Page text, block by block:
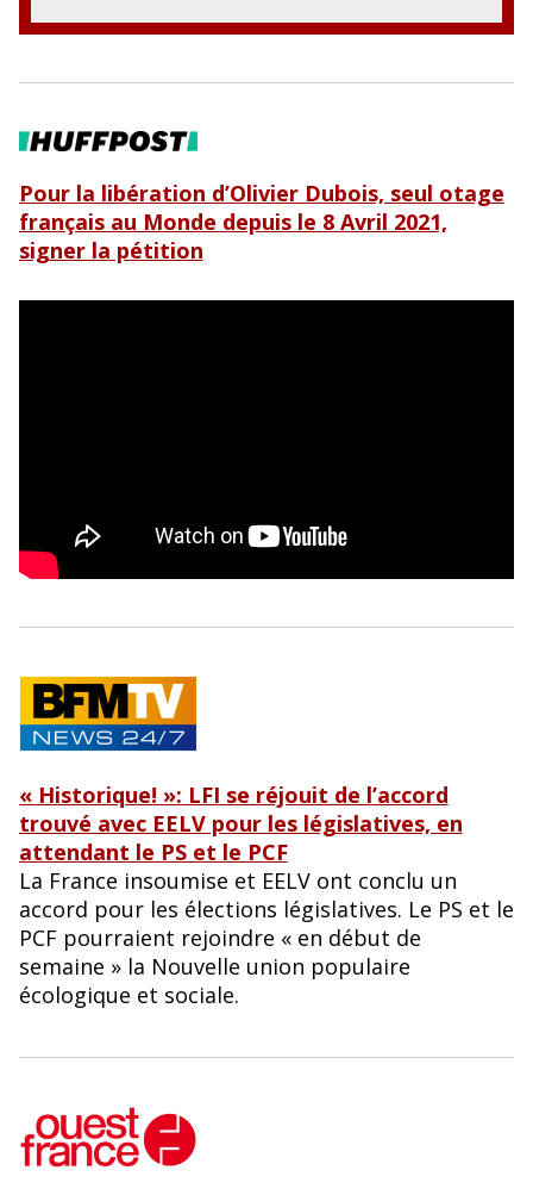
Pour la libération d’Olivier Dubois, seul otage
français au Monde depuis le 8 Avril 2021,
signer la pétition
« Historique! »: LFI se réjouit de l’accord
trouvé avec EELV pour les législatives, en
attendant le PS et le PCF
La France insoumise et EELV ont conclu un
accord pour les élections législatives. Le PS et le
PCF pourraient rejoindre « en début de
semaine » la Nouvelle union populaire
écologique et sociale.